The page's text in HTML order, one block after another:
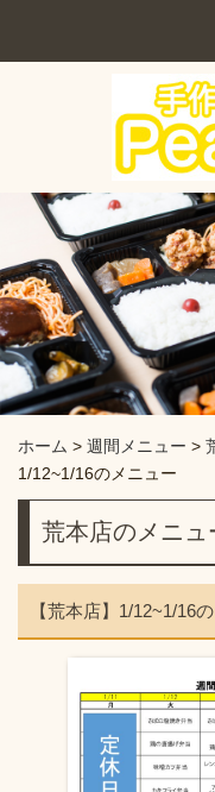
ホーム > 週間メニュー >
1/12~1/16のメニュー
荒本店のメニュ
【荒本店】1/12~1/16